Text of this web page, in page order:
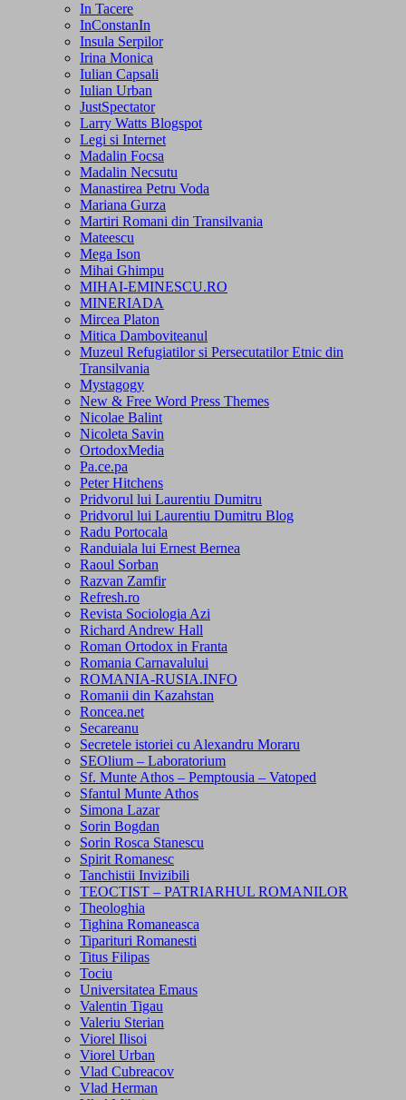
In Tacere
InConstanIn
Insula Serpilor
Irina Monica
Iulian Capsali
Iulian Urban
JustSpectator
Larry Watts Blogspot
Legi si Internet
Madalin Focsa
Madalin Necsutu
Manastirea Petru Voda
Mariana Gurza
Martiri Romani din Transilvania
Mateescu
Mega Ison
Mihai Ghimpu
MIHAI-EMINESCU.RO
MINERIADA
Mircea Platon
Mitica Damboviteanul
Muzeul Refugiatilor si Persecutatilor Etnic din
Transilvania
Mystagogy
New & Free Word Press Themes
Nicolae Balint
Nicoleta Savin
OrtodoxMedia
Pa.ce.pa
Peter Hitchens
Pridvorul lui Laurentiu Dumitru
Pridvorul lui Laurentiu Dumitru Blog
Radu Portocala
Randuiala lui Ernest Bernea
Raoul Sorban
Razvan Zamfir
Refresh.ro
Revista Sociologia Azi
Richard Andrew Hall
Roman Ortodox in Franta
Romania Carnavalului
ROMANIA-RUSIA.INFO
Romanii din Kazahstan
Roncea.net
Secareanu
Secretele istoriei cu Alexandru Moraru
SEOlium – Laboratorium
Sf. Munte Athos – Pemptousia – Vatoped
Sfantul Munte Athos
Simona Lazar
Sorin Bogdan
Sorin Rosca Stanescu
Spirit Romanesc
Tanchistii Invizibili
TEOCTIST – PATRIARHUL ROMANILOR
Theologhia
Tighina Romaneasca
Tiparituri Romanesti
Titus Filipas
Tociu
Universitatea Emaus
Valentin Tigau
Valeriu Sterian
Viorel Ilisoi
Viorel Urban
Vlad Cubreacov
Vlad Herman